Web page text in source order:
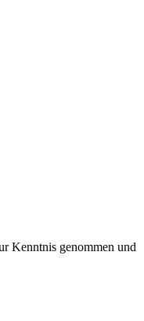
Kenntnis genommen und